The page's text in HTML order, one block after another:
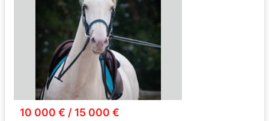
10 000 € / 15 000 €